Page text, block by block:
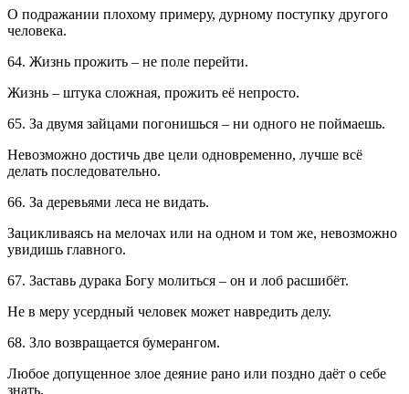
О подражании плохому примеру, дурному поступку другого
человека.
64. Жизнь прожить – не поле перейти.
Жизнь – штука сложная, прожить её непросто.
65. За двумя зайцами погонишься – ни одного не поймаешь.
Невозможно достичь две цели одновременно, лучше всё
делать последовательно.
66. За деревьями леса не видать.
Зацикливаясь на мелочах или на одном и том же, невозможно
увидишь главного.
67. Заставь дурака Богу молиться – он и лоб расшибёт.
Не в меру усердный человек может навредить делу.
68. Зло возвращается бумерангом.
Любое допущенное злое деяние рано или поздно даёт о себе
знать.